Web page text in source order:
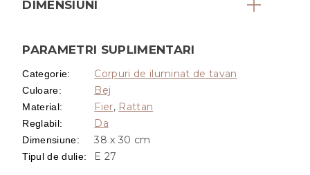
DIMENSIUNI
PARAMETRI SUPLIMENTARI
Categorie: Corpuri de iluminat de tavan
Culoare: Bej
Material: Fier, Rattan
Reglabil: Da
Dimensiune: 38 x 30 cm
Tipul de dulie: E 27